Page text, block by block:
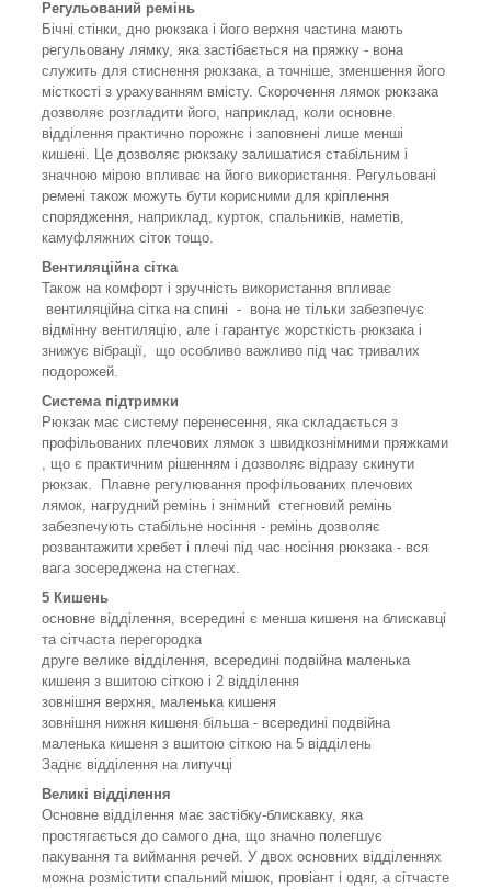
Регульований ремінь
Бічні стінки, дно рюкзака і його верхня частина мають
регульовану лямку, яка застібається на пряжку - вона
служить для стиснення рюкзака, а точніше, зменшення його
місткості з урахуванням вмісту. Скорочення лямок рюкзака
дозволяє розгладити його, наприклад, коли основне
відділення практично порожнє і заповнені лише менші
кишені. Це дозволяє рюкзаку залишатися стабільним і
значною мірою впливає на його використання. Регульовані
ремені також можуть бути корисними для кріплення
спорядження, наприклад, курток, спальників, наметів,
камуфляжних сіток тощо.
Вентиляційна сітка
Також на комфорт і зручність використання впливає
вентиляційна сітка на спині - вона не тільки забезпечує
відмінну вентиляцію, але і гарантує жорсткість рюкзака і
знижує вібрації, що особливо важливо під час тривалих
подорожей.
Система підтримки
Рюкзак має систему перенесення, яка складається з
профільованих плечових лямок з швидкознімними пряжками
, що є практичним рішенням і дозволяє відразу скинути
рюкзак. Плавне регулювання профільованих плечових
лямок, нагрудний ремінь і знімний стегновий ремінь
забезпечують стабільне носіння - ремінь дозволяє
розвантажити хребет і плечі під час носіння рюкзака - вся
вага зосереджена на стегнах.
5 Кишень
основне відділення, всередині є менша кишеня на блискавці
та сітчаста перегородка
друге велике відділення, всередині подвійна маленька
кишеня з вшитою сіткою і 2 відділення
зовнішня верхня, маленька кишеня
зовнішня нижня кишеня більша - всередині подвійна
маленька кишеня з вшитою сіткою на 5 відділень
Заднє відділення на липучці
Великі відділення
Основне відділення має застібку-блискавку, яка
простягається до самого дна, що значно полегшує
пакування та виймання речей. У двох основних відділеннях
можна розмістити спальний мішок, провіант і одяг, а сітчасте